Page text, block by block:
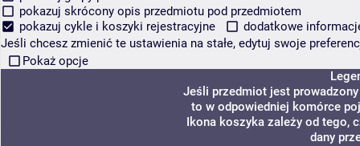
pokazuj skrócony opis przedmiotu pod przedmiotem
pokazuj cykle i koszyki rejestracyjne
dodatkowe
Jeśli chcesz zmienić te ustawienia na stałe, edytuj swoje
Pokaż opcje
Jeśli przedmiot jest
to w odpowiedniej komórce
Ikona koszyka zależy od tego,
dany